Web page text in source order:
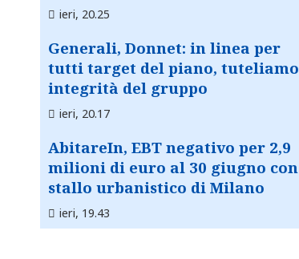
ieri, 20.25
Generali, Donnet: in linea per
tutti target del piano, tuteliamo
integrità del gruppo
ieri, 20.17
AbitareIn, EBT negativo per 2,9
milioni di euro al 30 giugno con
stallo urbanistico di Milano
ieri, 19.43